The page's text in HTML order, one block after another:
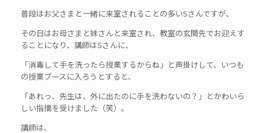
普段はお父さまと一緒に来室されることの多いSさんですが、
その日はお母さまと妹さんと来室され、教室の玄関先でお迎えす
ることになり、講師はSさんに、
「消毒して手を洗ったら授業するからね」と声掛けして、いつも
の授業ブースに入ろうとすると、
「あれっ、先生は、外に出たのに手を洗わないの？」とかわいら
しい指摘を受けました（笑）。
講師は、